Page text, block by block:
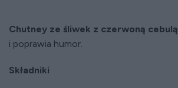
Chutney ze śliwek z czerwoną cebulą
i poprawia humor.
Składniki